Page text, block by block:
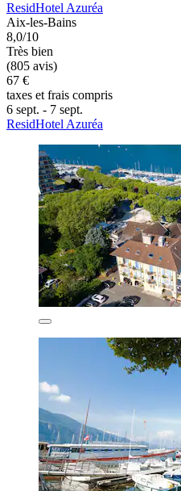
ResidHotel Azuréa
Aix-les-Bains
8,0/10
Très bien
(805 avis)
67 €
taxes et frais compris
6 sept. - 7 sept.
ResidHotel Azuréa